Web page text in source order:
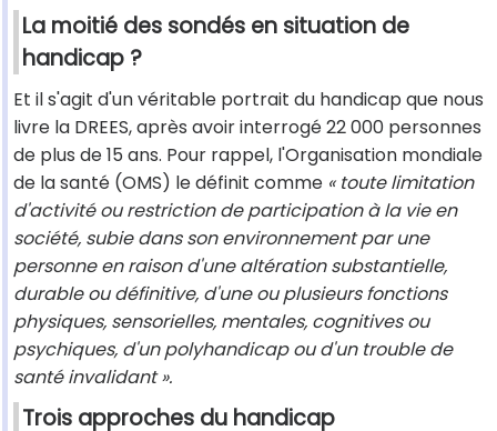
La moitié des sondés en situation de
handicap ?
Et il s'agit d'un véritable portrait du handicap que nous
livre la DREES, après avoir interrogé 22 000 personnes
de plus de 15 ans. Pour rappel, l'Organisation mondiale
de la santé (OMS) le définit comme « toute limitation
d'activité ou restriction de participation à la vie en
société, subie dans son environnement par une
personne en raison d'une altération substantielle,
durable ou définitive, d'une ou plusieurs fonctions
physiques, sensorielles, mentales, cognitives ou
psychiques, d'un polyhandicap ou d'un trouble de
santé invalidant ».
Trois approches du handicap